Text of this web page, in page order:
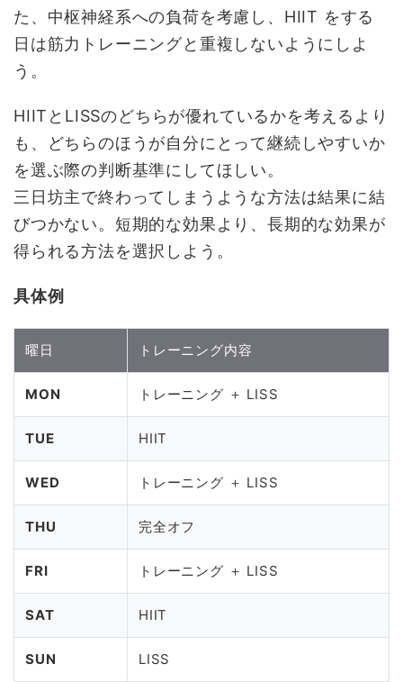
た、中枢神経系への負荷を考慮し、HIIT をする
日は筋力トレーニングと重複しないようにしよ
う。
HIITとLISSのどちらが優れているかを考えるより
も、どちらのほうが自分にとって継続しやすいか
を選ぶ際の判断基準にしてほしい。
三日坊主で終わってしまうような方法は結果に結
びつかない。短期的な効果より、長期的な効果が
得られる方法を選択しよう。
具体例
曜日 トレーニング内容
MON トレーニング ＋ LISS
TUE HIIT
WED トレーニング ＋ LISS
THU 完全オフ
FRI トレーニング ＋ LISS
SAT HIIT
SUN LISS